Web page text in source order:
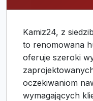
Kamiz24, z
to renomowana
oferuje szeroki
oczekiwaniom
wymagających